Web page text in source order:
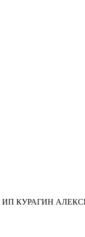
ИП КУРАГИН